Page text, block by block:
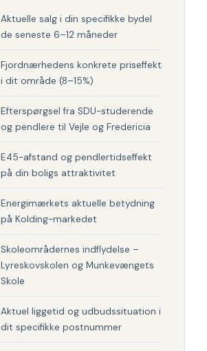
Aktuelle salg i din specifikke bydel
de seneste 6–12 måneder
Fjordnærhedens konkrete priseffekt
i dit område (8–15%)
Efterspørgsel fra SDU-studerende
og pendlere til Vejle og Fredericia
E45-afstand og pendlertidseffekt
på din boligs attraktivitet
Energimærkets aktuelle betydning
på Kolding-markedet
Skoleområdernes indflydelse –
Lyreskovskolen og Munkevængets
Skole
Aktuel liggetid og udbudssituation i
dit specifikke postnummer